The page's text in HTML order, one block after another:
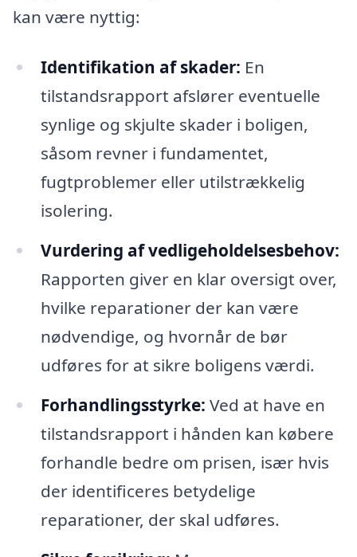
kan være nyttig:
Identifikation af skader: En
tilstandsrapport afslører eventuelle
synlige og skjulte skader i boligen,
såsom revner i fundamentet,
fugtproblemer eller utilstrækkelig
isolering.
Vurdering af vedligeholdelsesbehov:
Rapporten giver en klar oversigt over,
hvilke reparationer der kan være
nødvendige, og hvornår de bør
udføres for at sikre boligens værdi.
Forhandlingsstyrke: Ved at have en
tilstandsrapport i hånden kan købere
forhandle bedre om prisen, især hvis
der identificeres betydelige
reparationer, der skal udføres.